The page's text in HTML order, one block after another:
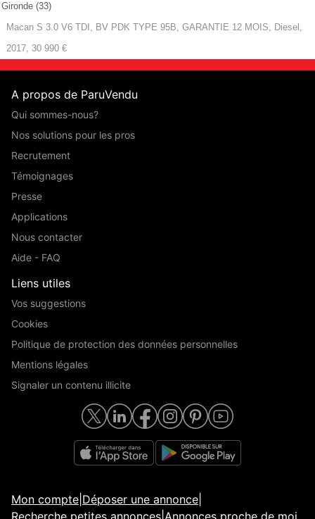
Gironde (33)
Macan S 3.0 V6 TDI, BV PDK TYPE 95B, GARANTIE 12 MOIS, Diesel,
2017, 30 990 €
A propos de ParuVendu
Qui sommes-nous?
Nos solutions pour les pros
Recrutement
Témoignages
Presse
Applications
Nous contacter
Aide - FAQ
Liens utiles
Vos suggestions
Cookies
Politique de protection des données personnelles
Mentions légales
Signaler un contenu illicite
Mon compte Déposer une annonce
Recherche petites annonces Annonces proche de moi